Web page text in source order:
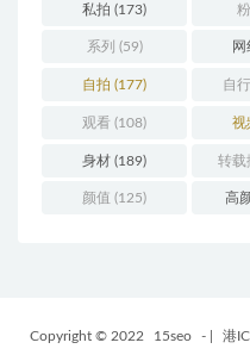
私拍 (173)
系列 (59) 网
自拍 (177) 自
观看 (108) 视
身材 (189) 转载
颜值 (125) 高
Copyright © 2022 15seo - 港